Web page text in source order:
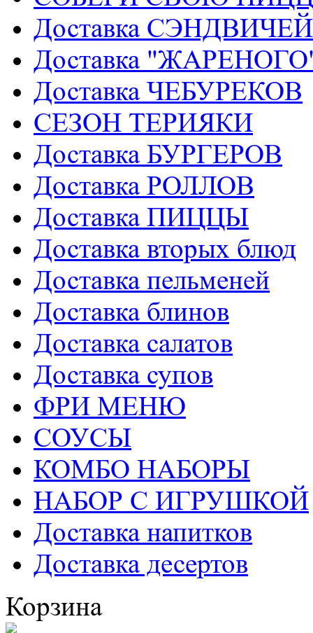
Доставка СЭНДВИЧЕЙ
Доставка
Доставка ЧЕБУРЕКОВ
СЕЗОН ТЕРИЯКИ
Доставка БУРГЕРОВ
Доставка РОЛЛОВ
Доставка ПИЦЦЫ
Доставка вторых блюд
Доставка пельменей
Доставка блинов
Доставка салатов
Доставка супов
ФРИ МЕНЮ
СОУСЫ
КОМБО НАБОРЫ
НАБОР С ИГРУШКОЙ
Доставка напитков
Доставка десертов
Корзина